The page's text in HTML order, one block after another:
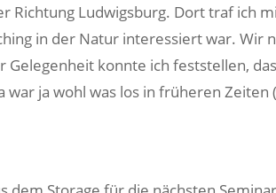
Richtung Ludwigsburg. Dort traf ich
in der Natur interessiert war. Wir
Gelegenheit konnte ich feststellen,
war ja wohl was los in früheren Zeiten